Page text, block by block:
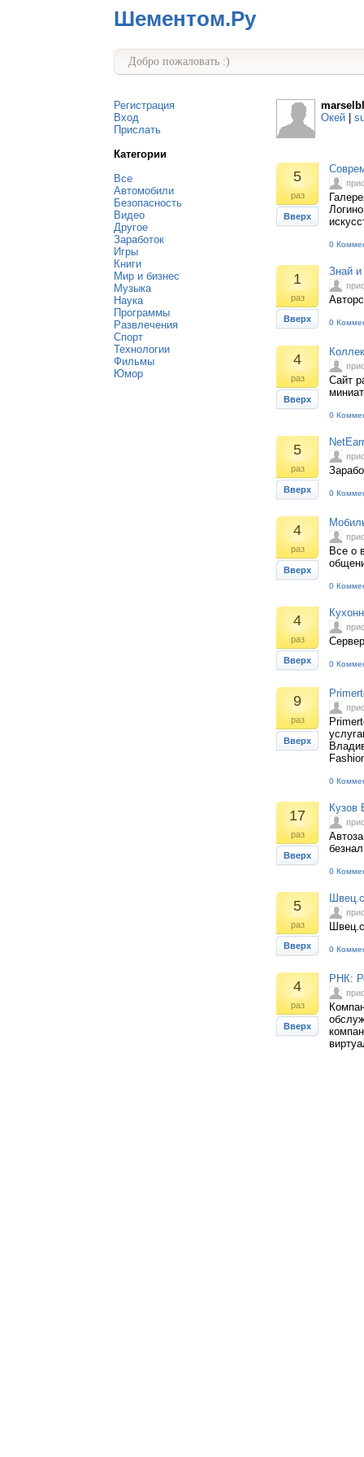
Шементом.Ру
Добро пожаловать :)
Регистрация
Вход
Прислать
Категории
Все
Автомобили
Безопасность
Видео
Другое
Заработок
Игры
Книги
Мир и бизнес
Музыка
Наука
Программы
Развлечения
Спорт
Технологии
Фильмы
Юмор
Окей
5
раз
Вверх
0
1
раз
Вверх
Знай и
0
4
раз
Вверх
Сайт
0
5
раз
Вверх 0
4
раз
Вверх
Все о
0
4
раз
Вверх 0
9
раз
Вверх
0
17
раз
Вверх
Кузов
безнал
0
5
раз
Вверх 0
4
раз
Вверх
РНК: